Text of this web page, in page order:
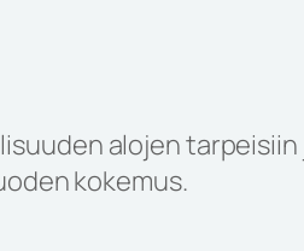
alojen
kokemus.